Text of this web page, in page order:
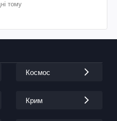
тому
Космос
Крим